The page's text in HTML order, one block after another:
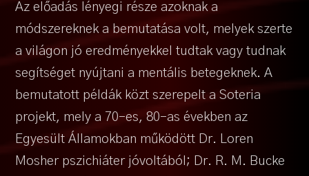
Az előadás lényegi része azoknak a
módszereknek a bemutatása volt, melyek szerte
a világon jó eredményekkel tudtak vagy tudnak
segítséget nyújtani a mentális betegeknek. A
bemutatott példák közt szerepelt a Soteria
projekt, mely a 70-es, 80-as években az
Egyesült Államokban működött Dr. Loren
Mosher pszichiáter jóvoltából; Dr. R. M. Bucke